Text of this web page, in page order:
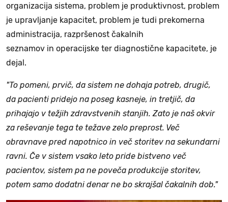
organizacija sistema, problem je produktivnost, problem
je upravljanje kapacitet, problem je tudi prekomerna
administracija, razpršenost čakalnih
seznamov in operacijske ter diagnostične kapacitete, je
dejal.
"To pomeni, prvič, da sistem ne dohaja potreb, drugič,
da pacienti pridejo na poseg kasneje, in tretjič, da
prihajajo v težjih zdravstvenih stanjih. Zato je naš okvir
za reševanje tega te težave zelo preprost. Več
obravnave pred napotnico in več storitev na sekundarni
ravni. Če v sistem vsako leto pride bistveno več
pacientov, sistem pa ne poveča produkcije storitev,
potem samo dodatni denar ne bo skrajšal čakalnih dob."